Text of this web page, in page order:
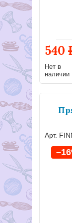
540
Нет в
наличии
Арт.